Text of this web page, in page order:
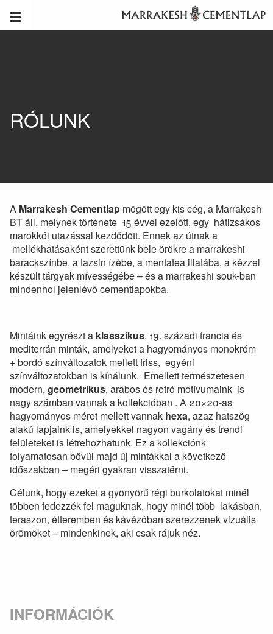
RÓLUNK
A Marrakesh Cementlap mögött egy kis cég, a Marrakesh
BT áll, melynek története 15 évvel ezelőtt, egy hátizsákos
marokkói utazással kezdődött. Ennek az útnak a
mellékhatásaként szerettünk bele örökre a marrakeshi
barackszínbe, a tazsin ízébe, a mentatea illatába, a kézzel
készült tárgyak mívességébe – és a marrakeshi souk-ban
mindenhol jelenlévő cementlapokba.
Mintáink egyrészt a klasszikus, 19. századi francia és
mediterrán minták, amelyeket a hagyományos monokróm
+ bordó színváltozatok mellett friss, egyéni
színváltozatokban is kínálunk. Emellett természetesen
modern, geometrikus, arabos és retró motívumaink is
nagy számban vannak a kollekcióban . A 20×20-as
hagyományos méret mellett vannak hexa, azaz hatszög
alakú lapjaink is, amelyekkel nagyon vagány és trendi
felületeket is létrehozhatunk. Ez a kollekciónk
folyamatosan bővül majd új mintákkal a következő
időszakban – megéri gyakran visszatérni.
Célunk, hogy ezeket a gyönyörű régi burkolatokat minél
többen fedezzék fel maguknak, hogy minél több lakásban,
teraszon, étteremben és kávézóban szerezzenek vizuális
örömöket – mindenkinek, aki csak rájuk néz.
INFORMÁCIÓK